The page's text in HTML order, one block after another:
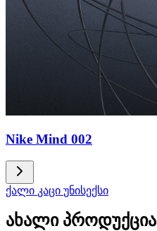
Nike Mind 002
ქალი კაცი უნისექსი
ახალი პროდუქცია